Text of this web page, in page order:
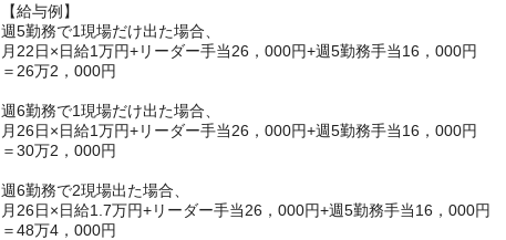
【給与例】
週5勤務で1現場だけ出た場合、
月22日×日給1万円+リーダー手当26，000円+週5勤務手当16，000円
＝26万2，000円
週6勤務で1現場だけ出た場合、
月26日×日給1万円+リーダー手当26，000円+週5勤務手当16，000円
＝30万2，000円
週6勤務で2現場出た場合、
月26日×日給1.7万円+リーダー手当26，000円+週5勤務手当16，000円
＝48万4，000円